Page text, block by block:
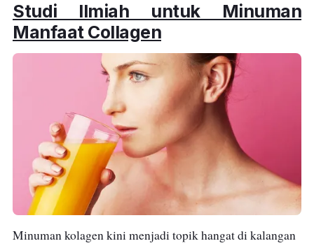
Studi Ilmiah untuk Minuman
Manfaat Collagen
Minuman kolagen kini menjadi topik hangat di kalangan